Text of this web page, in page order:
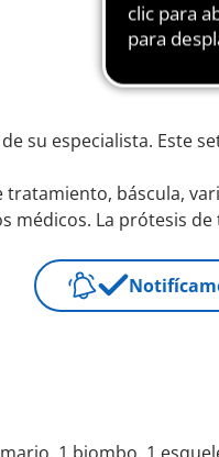
su especialista. Este
tratamiento, báscula,
médicos. La prótesis